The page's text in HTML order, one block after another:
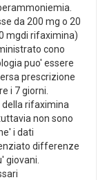
da 200 mg o 20
mgdi rifaximina)
cono
puo' essere
prescrizione
i 7 giorni.
rifaximina
non sono
i dati
differenze
giovani.